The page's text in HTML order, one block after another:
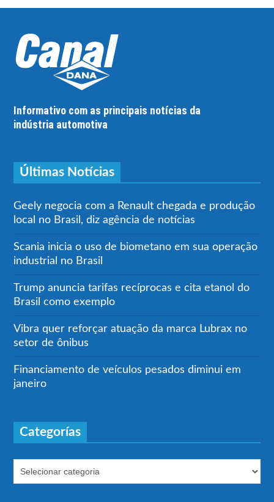
Informativo com as principais notícias da
indústria automotiva
Últimas Notícias
Geely negocia com a Renault chegada e produção
local no Brasil, diz agência de notícias
Scania inicia o uso de biometano em sua operação
industrial no Brasil
Trump anuncia tarifas recíprocas e cita etanol do
Brasil como exemplo
Vibra quer reforçar atuação da marca Lubrax no
setor de ônibus
Financiamento de veículos pesados diminui em
janeiro
Categorías